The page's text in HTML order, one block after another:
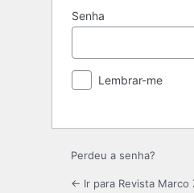
Senha
Lembrar-me
Perdeu a senha?
← Ir para Revista Marco